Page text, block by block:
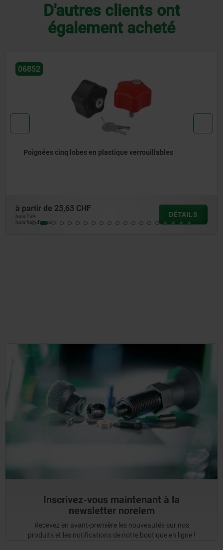
D'autres clients ont
également acheté
Boutons étoile en plastique avec fonction de
à partir de
hors frais d’envoi
Inscrivez-vous maintenant à la
newsletter norelem
Recevez en avant-première les nouveautés sur nos
produits et les notifications de notre boutique en ligne !